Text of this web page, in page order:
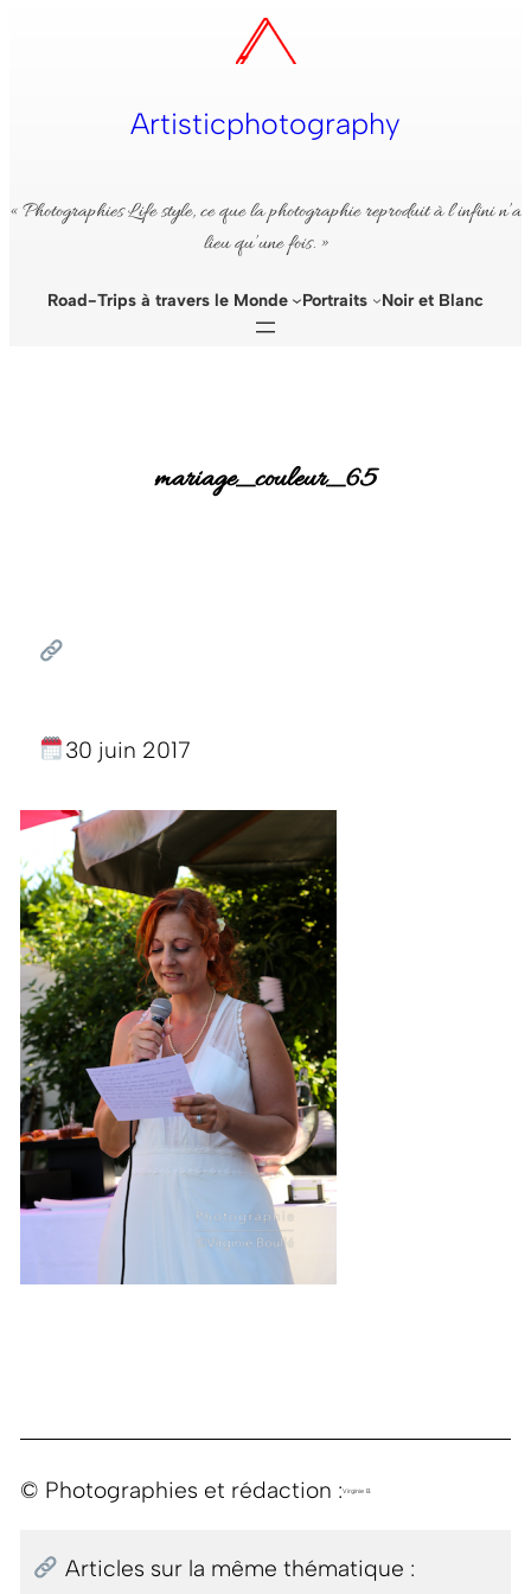
Artisticphotography
« Photographies Life style, ce que la photographie reproduit à l’infini n’a
lieu qu’une fois. »
Road-Trips à travers le Monde Portraits Noir et Blanc
mariage_couleur_65
30 juin 2017
© Photographies et rédaction :Virginie B.
Articles sur la même thématique :